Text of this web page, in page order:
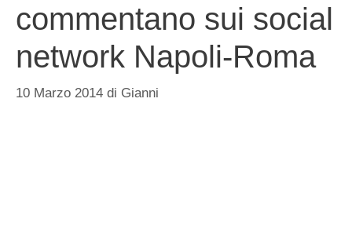
commentano sui social
network Napoli-Roma
10 Marzo 2014 di Gianni